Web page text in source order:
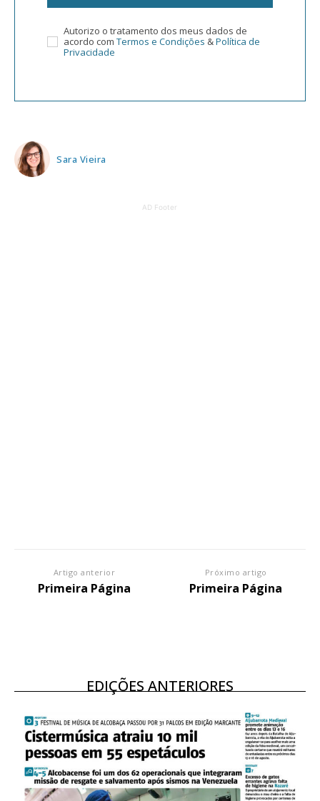
Autorizo o tratamento dos meus dados de
acordo com Termos e Condições &Política de
Privacidade
Sara Vieira
AD Footer
Artigo anterior
Primeira Página
Próximo artigo
Primeira Página
EDIÇÕES ANTERIORES